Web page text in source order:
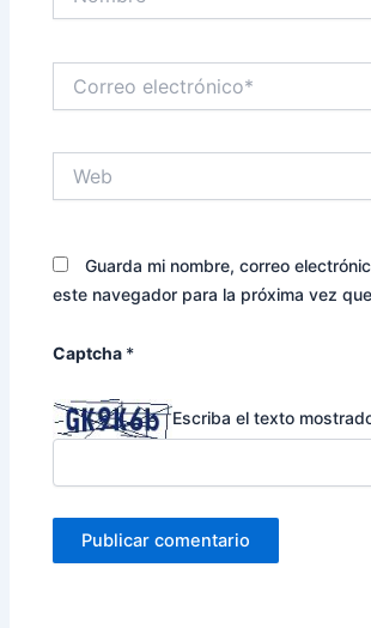
electrónico*
Guarda mi nombre, correo
este navegador para la próxima vez
Captcha *
Escriba el texto